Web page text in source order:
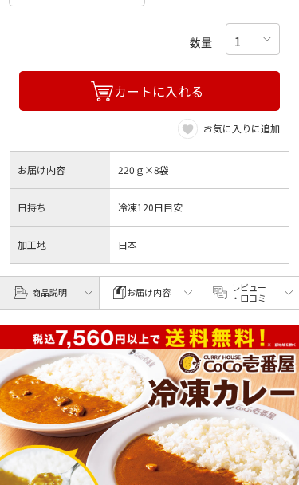
数量
カートに入れる
お気に入りに追加
お届け内容 220ｇ×8袋
日持ち 冷凍120日目安
加工地 日本
商品説明 お届け内容
レビュー
・口コミ